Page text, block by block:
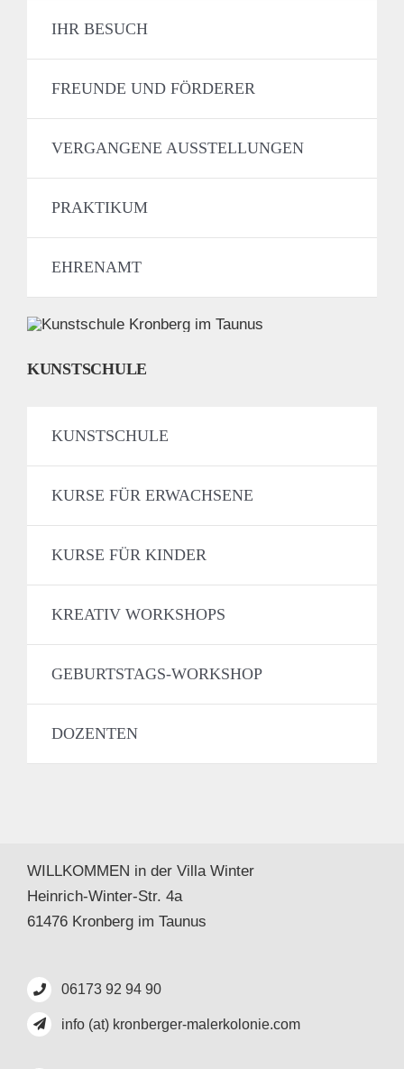
IHR BESUCH
FREUNDE UND FÖRDERER
VERGANGENE AUSSTELLUNGEN
PRAKTIKUM
EHRENAMT
KUNSTSCHULE
KUNSTSCHULE
KURSE FÜR ERWACHSENE
KURSE FÜR KINDER
KREATIV WORKSHOPS
GEBURTSTAGS-WORKSHOP
DOZENTEN
WILLKOMMEN in der Villa Winter
Heinrich-Winter-Str. 4a
61476 Kronberg im Taunus
06173 92 94 90
info (at) kronberger-malerkolonie.com